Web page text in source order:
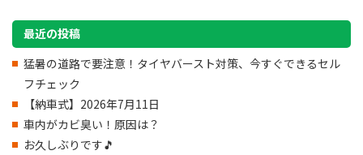
最近の投稿
猛暑の道路で要注意！タイヤバースト対策、今すぐできるセル
フチェック
【納車式】2026年7月11日
車内がカビ臭い！原因は？
お久しぶりです🎵